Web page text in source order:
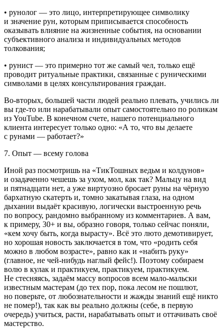
• рунолог — это лицо, интерпретирующее символику
и значение рун, которым приписывается способность
оказывать влияние на жизненные события, на основании
субъективного анализа и индивидуальных методов
толкования;
• рунист — это примерно тот же самый чел, только ещё
проводит ритуальные практики, связанные с руническими
символами в целях консультирования граждан.
Во-вторых, большей части людей реально плевать, учились ли
вы где-то или нарабатывали опыт самостоятельно по роликам
из YouTube. В конечном счете, нашего потенциального
клиента интересует только одно: «А то, что вы делаете
с рунами — работает?»
7. Опыт — всему голова
Иной раз посмотришь на «ТикТошных ведьм и колдунов»
и озадаченно чешешь за ухом, мол, как так? Мальцу на вид
и пятнадцати нет, а уже виртуозно бросает руны на чёрную
бархатную скатерть и, томно закатывая глаза, на одном
дыхании выдаёт красивую, логически выстроенную речь
по вопросу, рандомно выбранному из комментариев. А вам,
к примеру, 30+ и вы, образно говоря, только сейчас поняли,
«кем хочу быть, когда вырасту». Всё это люто демотивирует,
но хорошая новость заключается в том, что «родить себя
можно в любом возрасте», равно как и «набить руку»
(главное, не чей-нибудь наглый фейс!). Поэтому собираем
волю в кулак и практикуем, практикуем, практикуем.
Не стесняясь, задаём массу вопросов всем мало-мальски
известным мастерам (до тех пор, пока лесом не пошлют,
но поверьте, от любознательности и жажды знаний ещё никто
не помер!), так как вы реально должны (себе, в первую
очередь) учиться, расти, нарабатывать опыт и оттачивать своё
мастерство.